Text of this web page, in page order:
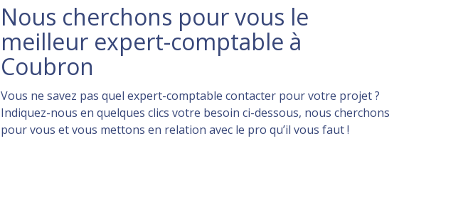
Nous cherchons pour vous le
meilleur expert-comptable à
Coubron
Vous ne savez pas quel expert-comptable contacter pour votre projet ?
Indiquez-nous en quelques clics votre besoin ci-dessous, nous cherchons
pour vous et vous mettons en relation avec le pro qu’il vous faut !